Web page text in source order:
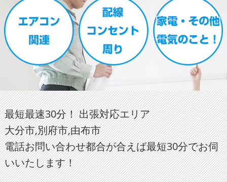
最短最速30分！ 出張対応エリア
大分市,別府市,由布市
電話お問い合わせ都合が合えば最短30分でお伺
いいたします！